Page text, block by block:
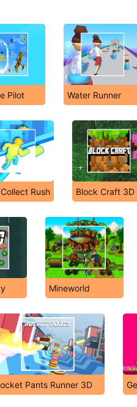
Pilot Water Runner
Rush Block Craft 3D
Mineworld
Pants Runner 3D